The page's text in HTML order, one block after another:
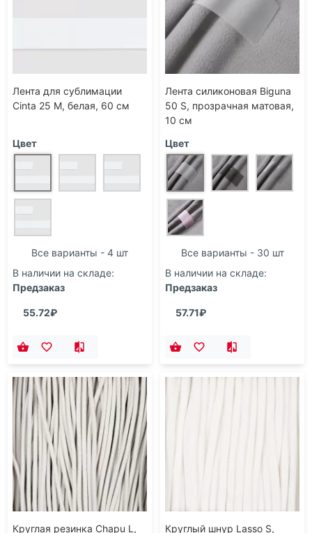
Лента для сублимации
Cinta 25 M, белая, 60 см
Цвет
Все варианты - 4 шт
В наличии на складе:
Предзаказ
55.72₽
Лента силиконовая Biguna
50 S, прозрачная матовая,
10 см
Цвет
Все варианты - 30 шт
В наличии на складе:
Предзаказ
57.71₽
Круглая резинка Chapu L,
Круглый шнур Lasso S,